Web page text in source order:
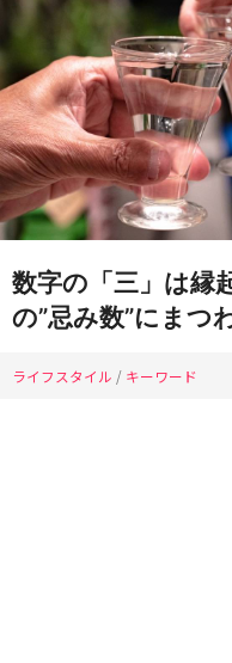
数字の「三」は縁
の”忌み数”にまつ
ライフスタイル / キーワード